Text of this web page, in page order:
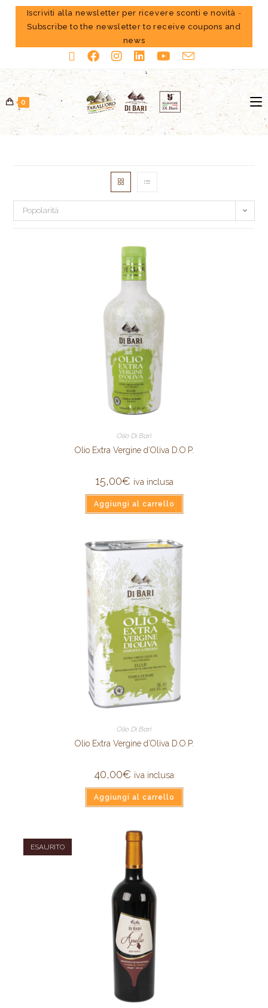
Iscriviti alla newsletter per ricevere sconti e novità -
Subscribe to the newsletter to receive coupons and
news
0
Popolarità
Olio Di Bari
Olio Extra Vergine d’Oliva D.O.P.
15,00€ iva inclusa
Aggiungi al carrello
Olio Di Bari
Olio Extra Vergine d’Oliva D.O.P.
40,00€ iva inclusa
Aggiungi al carrello
ESAURITO